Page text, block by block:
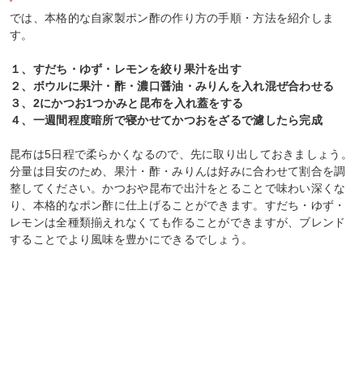
では、本格的な自家製ポン酢の作り方の手順・方法を紹介しま
す。
１、すだち・ゆず・レモンを絞り果汁を出す
２、ボウルに果汁・酢・濃口醤油・みりんを入れ混ぜ合わせる
３、2にかつお1つかみと昆布を入れ蓋をする
４、一週間程度暗所で寝かせてかつおをざるで濾したら完成
昆布は5日程で柔らかくなるので、先に取り出しておきましょう。
分量は目安のため、果汁・酢・みりんは好みに合わせて割合を調
整してください。かつおや昆布で出汁をとることで味わい深くな
り、本格的なポン酢に仕上げることができます。すだち・ゆず・
レモンは全種類揃えれなくても作ることができますが、ブレンド
することでより風味を豊かにできるでしょう。